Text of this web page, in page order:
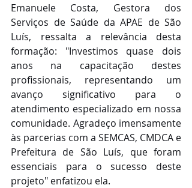
Emanuele Costa, Gestora dos
Serviços de Saúde da APAE de São
Luís, ressalta a relevância desta
formação: "Investimos quase dois
anos na capacitação destes
profissionais, representando um
avanço significativo para o
atendimento especializado em nossa
comunidade. Agradeço imensamente
às parcerias com a SEMCAS, CMDCA e
Prefeitura de São Luís, que foram
essenciais para o sucesso deste
projeto" enfatizou ela.